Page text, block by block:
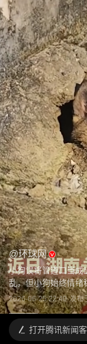
@环球网
小狗误将管道口当成
乱，但小狗始终情绪
2026-06-25 22:40 发布
打开腾讯新闻